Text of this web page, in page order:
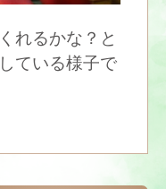
れるかな？と
ている様子で